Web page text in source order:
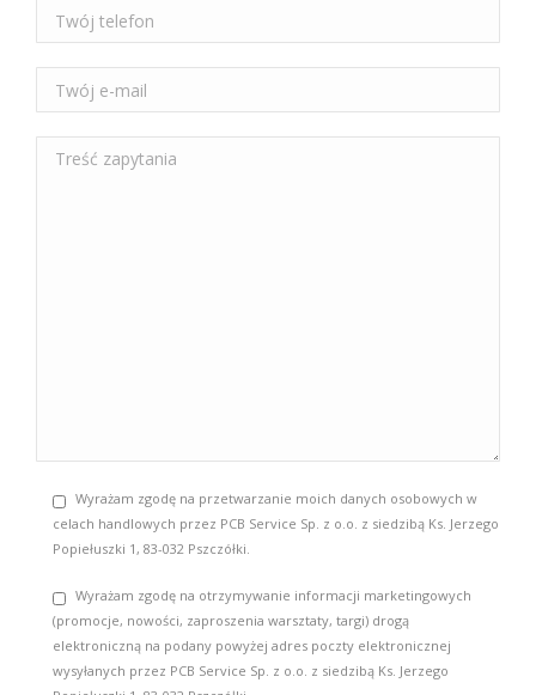
wysyłanych przez PCB Service Sp. z o.o. z siedzibą Ks. Jerzego
Share this post
Share
on
Share
on
Share
on
Share
on